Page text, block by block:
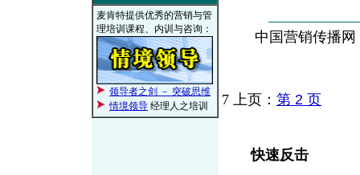
麦肯特提供优秀的营销与管
理培训课程、内训与咨询：
领导者之剑 － 突破思维
情境领导 经理人之培训
中国营销传播
7 上页： 第 2 页
快速反击